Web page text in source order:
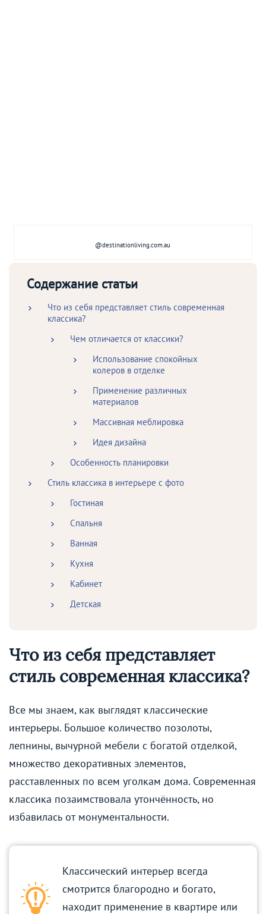
@destinationliving.com.au
Содержание статьи
Что из себя представляет стиль современная
классика?
Чем отличается от классики?
Использование спокойных
колеров в отделке
Применение различных
материалов
Массивная меблировка
Идея дизайна
Особенность планировки
Стиль классика в интерьере с фото
Гостиная
Спальня
Ванная
Кухня
Кабинет
Детская
Что из себя представляет
стиль современная классика?
Все мы знаем, как выглядят классические
интерьеры. Большое количество позолоты,
лепнины, вычурной мебели с богатой отделкой,
множество декоративных элементов,
расставленных по всем уголкам дома. Современная
классика позаимствовала утончённость, но
избавилась от монументальности.
Классический интерьер всегда
смотрится благородно и богато,
находит применение в квартире или